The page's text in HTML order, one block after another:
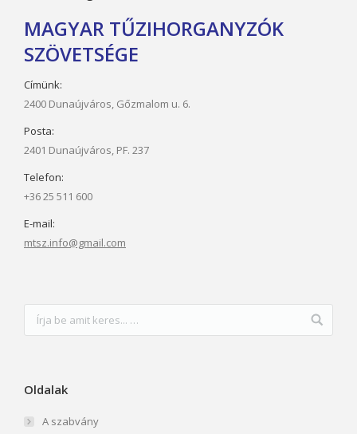
MAGYAR TŰZIHORGANYZÓK
SZÖVETSÉGE
Címünk:
2400 Dunaújváros, Gőzmalom u. 6.
Posta:
2401 Dunaújváros, PF. 237
Telefon:
+36 25 511 600
E-mail:
mtsz.info@gmail.com
Oldalak
A szabvány